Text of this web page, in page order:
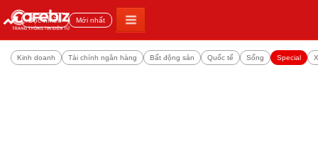
Đọc nhiều Mới nhất
Kinh doanh Tài chính ngân hàng Bất động sản Quốc tế Sống Special